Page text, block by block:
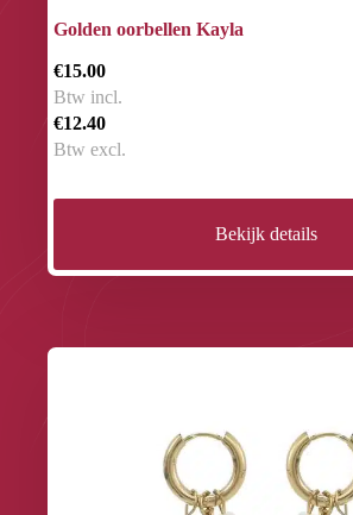
Golden oorbellen Kayla
€15.00
Btw incl.
€12.40
Btw excl.
Bekijk details